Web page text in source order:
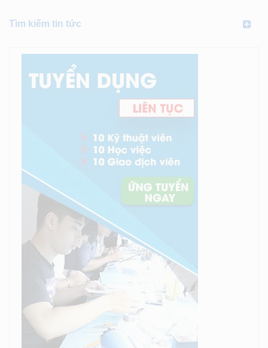
Tìm kiếm tin tức